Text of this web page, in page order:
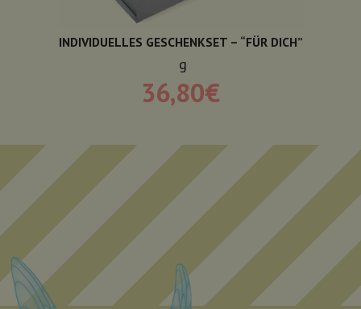
INDIVIDUELLES GESCHENKSET – “FÜR DICH”
g
36,80€